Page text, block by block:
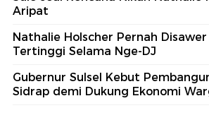
Aripat
Nathalie Holscher Pernah
Tertinggi Selama Nge-DJ
Gubernur Sulsel Kebut
Sidrap demi Dukung Ekonomi